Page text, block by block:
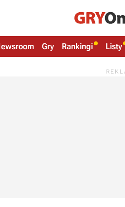
Gry Rankingi Listy